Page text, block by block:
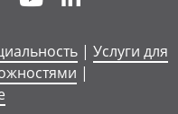
| Услуги для
|